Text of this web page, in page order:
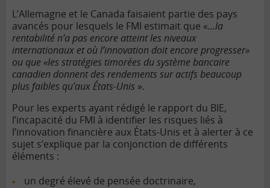
L’Allemagne et le Canada faisaient partie des pays
avancés pour lesquels le FMI estimait que «…la
rentabilité n’a pas encore atteint les niveaux
internationaux et où l’innovation doit encore progresser»
ou que «les stratégies timorées du système bancaire
canadien donnent des rendements sur actifs beaucoup
plus faibles qu’aux États-Unis ».
Pour les experts ayant rédigé le rapport du BIE,
l’incapacité du FMI à identifier les risques liés à
l’innovation financière aux États-Unis et à alerter à ce
sujet s’explique par la conjonction de différents
éléments :
un degré élevé de pensée doctrinaire,